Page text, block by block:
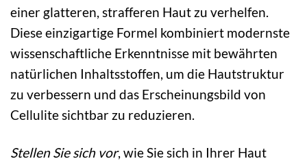
einer glatteren, strafferen Haut zu verhelfen.
Diese einzigartige Formel kombiniert modernste
wissenschaftliche Erkenntnisse mit bewährten
natürlichen Inhaltsstoffen, um die Hautstruktur
zu verbessern und das Erscheinungsbild von
Cellulite sichtbar zu reduzieren.
Stellen Sie sich vor, wie Sie sich in Ihrer Haut